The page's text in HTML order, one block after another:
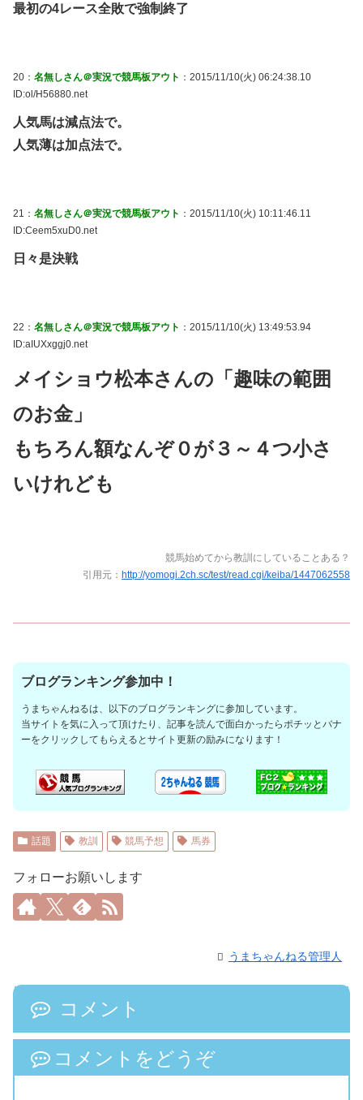
最初の4レース全敗で強制終了
20： 名無しさん＠実況で競馬板アウト ：2015/11/10(火) 06:24:38.10
ID:ol/H56880.net
人気馬は減点法で。
人気薄は加点法で。
21： 名無しさん＠実況で競馬板アウト ：2015/11/10(火) 10:11:46.11
ID:Ceem5xuD0.net
日々是決戦
22： 名無しさん＠実況で競馬板アウト ：2015/11/10(火) 13:49:53.94
ID:aIUXxggj0.net
メイショウ松本さんの「趣味の範囲
のお金」
もちろん額なんぞ０が３～４つ小さ
いけれども
競馬始めてから教訓にしていることある？
引用元： http://yomogi.2ch.sc/test/read.cgi/keiba/1447062558
ブログランキング参加中！
うまちゃんねるは、以下のブログランキングに参加しています。
当サイトを気に入って頂けたり、記事を読んで面白かったらポチッとバナ
ーをクリックしてもらえるとサイト更新の励みになります！
話題 教訓 競馬予想 馬券
フォローお願いします
うまちゃんねる管理人
コメント
コメントをどうぞ